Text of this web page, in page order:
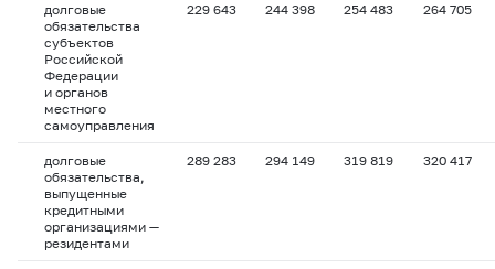
долговые
обязательства
субъектов
Российской
Федерации
и органов
местного
самоуправления
229 643 244 398 254 483 264 705
долговые
обязательства,
выпущенные
кредитными
организациями —
резидентами
289 283 294 149 319 819 320 417